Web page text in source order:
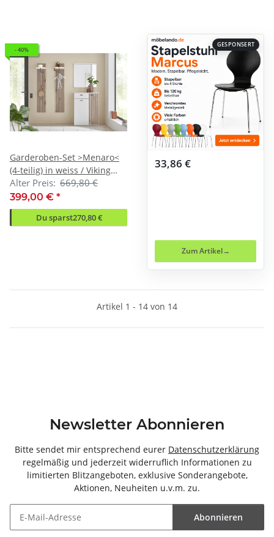
- 40%
Garderoben-Set >Menaro<
(4-teilig) in weiss / Viking
Oak Dekor - 155x198x37
(BxHxT)
Alter Preis: 669,80 €
399,00 € *
Du sparst270,80 €
GESPONSERT
33,86 €
Zum Artikel
Artikel 1 - 14 von 14
Newsletter Abonnieren
Bitte sendet mir entsprechend eurer Datenschutzerklärung
regelmäßig und jederzeit widerruflich Informationen zu
limitierten Blitzangeboten, exklusive Sonderangebote,
Aktionen, Neuheiten u.v.m. zu.
Abonnieren